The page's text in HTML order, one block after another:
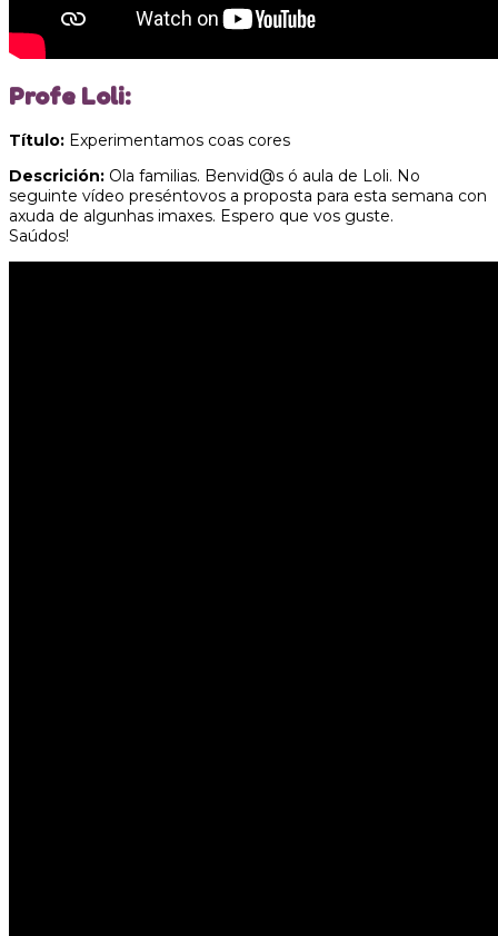
Profe Loli:
Título: Experimentamos coas cores
Descrición: Ola familias. Benvid@s ó aula de Loli. No
seguinte vídeo preséntovos a proposta para esta semana con
axuda de algunhas imaxes. Espero que vos guste.
Saúdos!